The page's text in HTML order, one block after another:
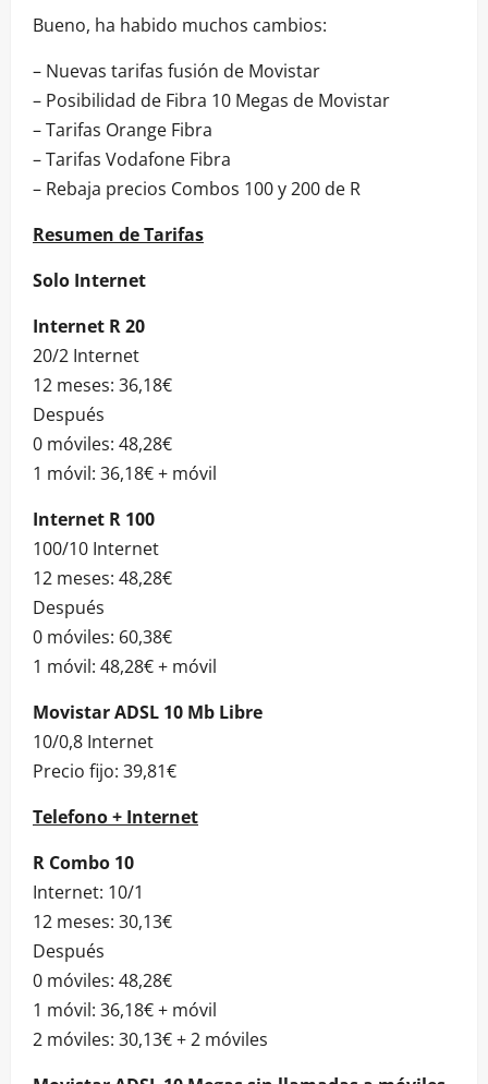
Bueno, ha habido muchos cambios:
– Nuevas tarifas fusión de Movistar
– Posibilidad de Fibra 10 Megas de Movistar
– Tarifas Orange Fibra
– Tarifas Vodafone Fibra
– Rebaja precios Combos 100 y 200 de R
Resumen de Tarifas
Solo Internet
Internet R 20
20/2 Internet
12 meses: 36,18€
Después
0 móviles: 48,28€
1 móvil: 36,18€ + móvil
Internet R 100
100/10 Internet
12 meses: 48,28€
Después
0 móviles: 60,38€
1 móvil: 48,28€ + móvil
Movistar ADSL 10 Mb Libre
10/0,8 Internet
Precio fijo: 39,81€
Telefono + Internet
R Combo 10
Internet: 10/1
12 meses: 30,13€
Después
0 móviles: 48,28€
1 móvil: 36,18€ + móvil
2 móviles: 30,13€ + 2 móviles